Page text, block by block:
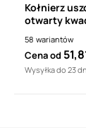
Kołnierz
otwarty
58 wariantów
Cena od
Wysyłka do 23